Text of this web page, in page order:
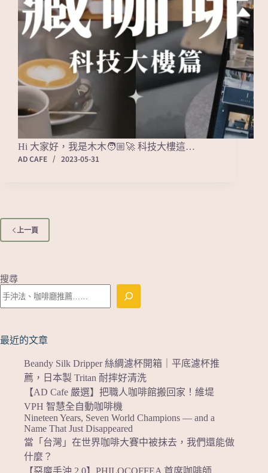
Hi 大家好，我是木木‍🧑🏼‍🚀 科技大樓這…
AD CAFE
2023-05-31
上一頁
搜尋
最近的文章
Beandy Silk Dripper 絲綢濾杯開箱｜平底濾杯推
薦，日本製 Tritan 耐摔好清洗
【AD Cafe 嚴選】把職人咖啡館搬回家！維堤
VPH 智慧全自動咖啡機
Nineteen Years, Seven World Champions — and a
Name That Just Disappeared
當「台灣」在世界咖啡大賽中被抹去，我們還能做
什麼？